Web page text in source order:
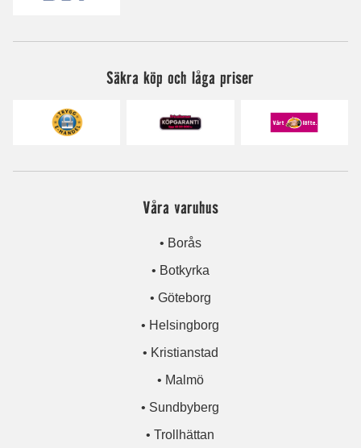
Säkra köp och låga priser
Våra varuhus
• Borås
• Botkyrka
• Göteborg
• Helsingborg
• Kristianstad
• Malmö
• Sundbyberg
• Trollhättan